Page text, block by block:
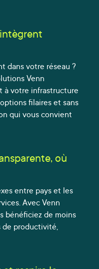
dans votre réseau ?
Venn
à votre infrastructure
filaires et sans
qui vous convient
où
entre pays et les
Avec Venn
bénéficiez de moins
de productivité,